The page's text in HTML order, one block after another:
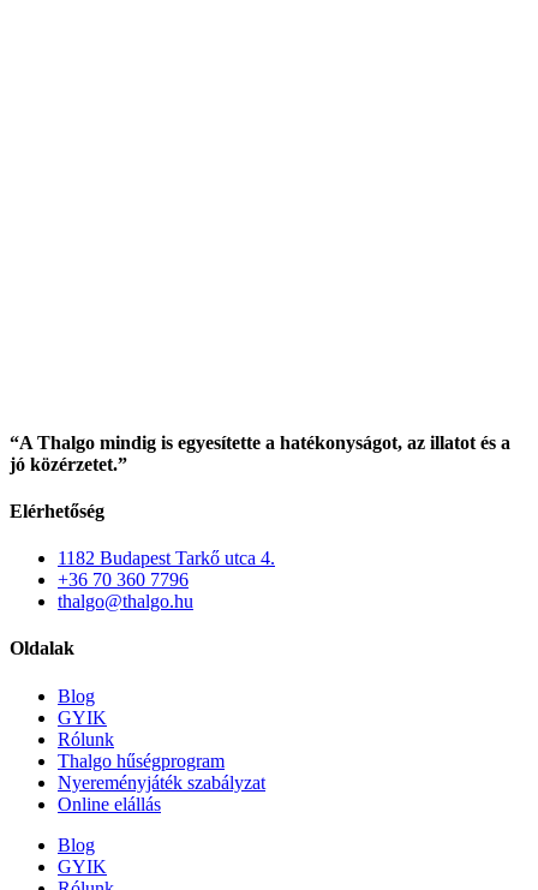
“A Thalgo mindig is egyesítette a hatékonyságot, az illatot és a
jó közérzetet.”
Elérhetőség
1182 Budapest Tarkő utca 4.
+36 70 360 7796
thalgo@thalgo.hu
Oldalak
Blog
GYIK
Rólunk
Thalgo hűségprogram
Nyereményjáték szabályzat
Online elállás
Blog
GYIK